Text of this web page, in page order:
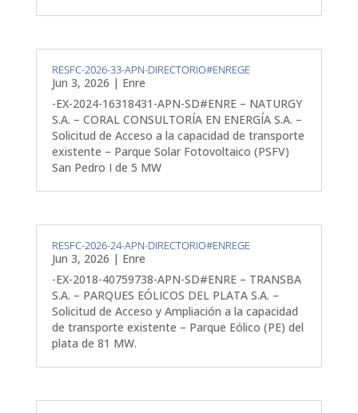
RESFC-2026-33-APN-DIRECTORIO#ENREGE
Jun 3, 2026 | Enre
-EX-2024-16318431-APN-SD#ENRE – NATURGY
S.A. – CORAL CONSULTORÍA EN ENERGÍA S.A. –
Solicitud de Acceso a la capacidad de transporte
existente – Parque Solar Fotovoltaico (PSFV)
San Pedro I de 5 MW
RESFC-2026-24-APN-DIRECTORIO#ENREGE
Jun 3, 2026 | Enre
-EX-2018-40759738-APN-SD#ENRE – TRANSBA
S.A. – PARQUES EÓLICOS DEL PLATA S.A. –
Solicitud de Acceso y Ampliación a la capacidad
de transporte existente – Parque Eólico (PE) del
plata de 81 MW.